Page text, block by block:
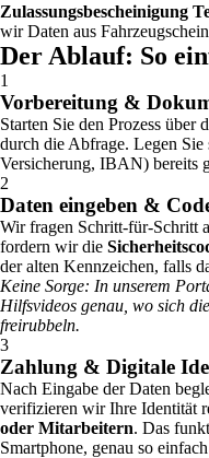
Zulassungsbescheinigung
wir Daten aus
Der Ablauf: So
1
Vorbereitung &
Starten Sie den Prozess
durch die Abfrage. Legen
Versicherung, IBAN) bereits
2
Daten eingeben &
Wir fragen Schritt-für-Schritt
fordern wir die
der alten Kennzeichen, falls
Keine Sorge: In unserem
Hilfsvideos genau, wo sich
freirubbeln.
3
Zahlung & Digitale
Nach Eingabe der Daten
verifizieren wir Ihre Identität
oder Mitarbeitern. Das
Smartphone, genau so